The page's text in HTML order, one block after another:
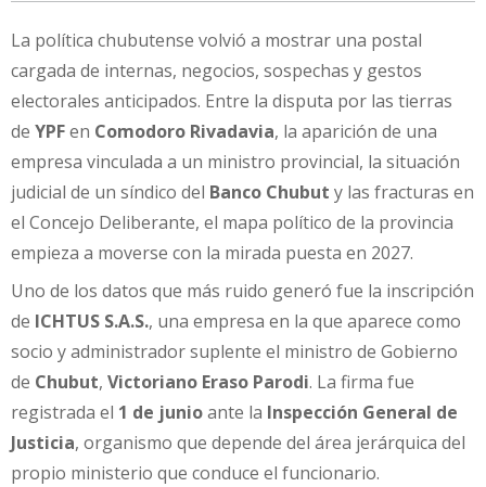
La política chubutense volvió a mostrar una postal
cargada de internas, negocios, sospechas y gestos
electorales anticipados. Entre la disputa por las tierras
de YPFen Comodoro Rivadavia, la aparición de una
empresa vinculada a un ministro provincial, la situación
judicial de un síndico del Banco Chubut y las fracturas en
el Concejo Deliberante, el mapa político de la provincia
empieza a moverse con la mirada puesta en 2027.
Uno de los datos que más ruido generó fue la inscripción
de ICHTUS S.A.S., una empresa en la que aparece como
socio y administrador suplente el ministro de Gobierno
de Chubut, Victoriano Eraso Parodi. La firma fue
registrada el 1 de junioante la Inspección General de
Justicia, organismo que depende del área jerárquica del
propio ministerio que conduce el funcionario.